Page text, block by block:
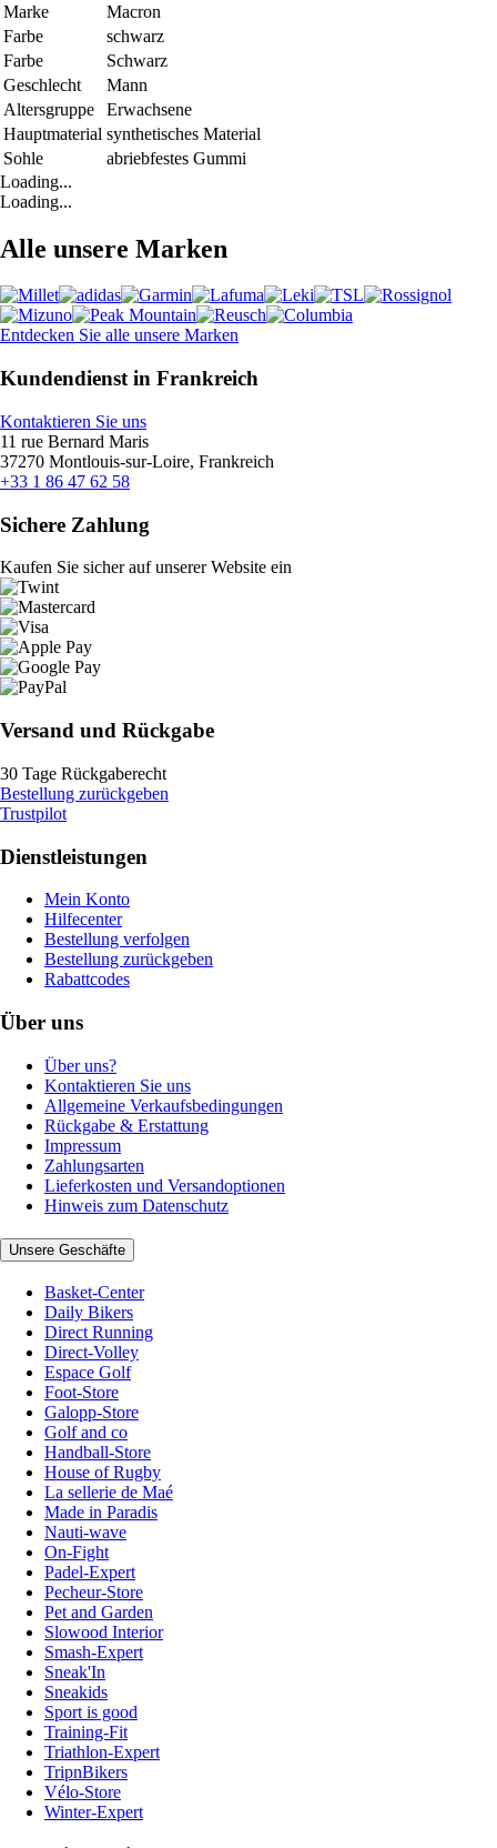
Marke
Macron
Farbe
schwarz
Farbe
Schwarz
Geschlecht
Mann
Altersgruppe
Erwachsene
Hauptmaterial synthetisches Material
Sohle
abriebfestes Gummi
Loading...
Loading...
Alle unsere Marken
Entdecken Sie alle unsere Marken
Kundendienst in Frankreich
Kontaktieren Sie uns
11 rue Bernard Maris
37270 Montlouis-sur-Loire, Frankreich
+33 1 86 47 62 58
Sichere Zahlung
Kaufen Sie sicher auf unserer Website ein
Versand und Rückgabe
30 Tage Rückgaberecht
Bestellung zurückgeben
Trustpilot
Dienstleistungen
Mein Konto
Hilfecenter
Bestellung verfolgen
Bestellung zurückgeben
Rabattcodes
Über uns
Über uns?
Kontaktieren Sie uns
Allgemeine Verkaufsbedingungen
Rückgabe & Erstattung
Impressum
Zahlungsarten
Lieferkosten und Versandoptionen
Hinweis zum Datenschutz
Unsere Geschäfte
Basket-Center
Daily Bikers
Direct Running
Direct-Volley
Espace Golf
Foot-Store
Galopp-Store
Golf and co
Handball-Store
House of Rugby
La sellerie de Maé
Made in Paradis
Nauti-wave
On-Fight
Padel-Expert
Pecheur-Store
Pet and Garden
Slowood Interior
Smash-Expert
Sneak'In
Sneakids
Sport is good
Training-Fit
Triathlon-Expert
TripnBikers
Vélo-Store
Winter-Expert